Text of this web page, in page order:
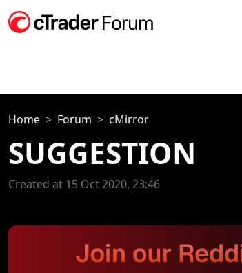
Home Forum cMirror
SUGGESTION
Created at 15 Oct 2020, 23:46